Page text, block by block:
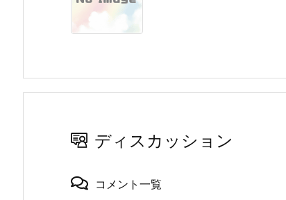
ディスカッション
コメント一覧